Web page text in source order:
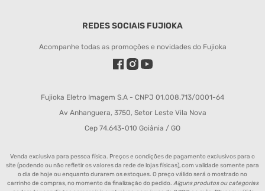
REDES SOCIAIS FUJIOKA
Acompanhe todas as promoções e novidades do Fujioka
Fujioka Eletro Imagem S.A - CNPJ 01.008.713/0001-64
Av Anhanguera, 3750, Setor Leste Vila Nova
Cep 74.643-010 Goiânia / GO
Venda exclusiva para pessoa física. Preços e condições de pagamento exclusivos para o
site (podendo ou não refletir os valores da rede de lojas físicas), com validade somente para
o dia de hoje ou enquanto durarem os estoques. O preço válido será o mostrado no
carrinho de compras, no momento da finalização do pedido. Alguns produtos ou categorias